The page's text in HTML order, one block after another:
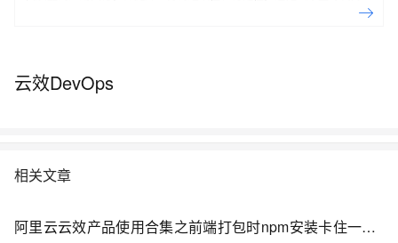
交付共同面对的机会和挑战。本课程由阿里云开发者学堂和阿里云云效共
沿技术：了解云原生下DevOps的正确姿势，享受云原生带来的技术红利
系统知识：全局视角看软件研发生命周期，系统学习DevOps实践技能 课
量守护：构建和维护测试和质量守护体系 安全保障：打造可信交付的安全
云效DevOps
相关文章
阿里云云效产品使用合集之前端打包时npm安装卡住一般是什么导致的